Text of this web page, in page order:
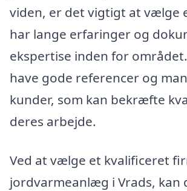
viden, er det vigtigt at vælge
har lange erfaringer og
ekspertise inden for
have gode referencer og
kunder, som kan bekræfte
deres arbejde.
Ved at vælge et kvalificeret
jordvarmeanlæg i Vrads, kan